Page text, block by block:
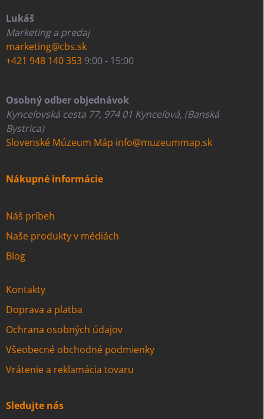
Lukáš
Marketing a predaj
marketing@cbs.sk
+421 948 140 353 9:00 - 15:00
Osobný odber objednávok
Kynceľovská cesta 77, 974 01 Kynceľová, (Banská
Bystrica)
Slovenské Múzeum Máp info@muzeummap.sk
Nákupné informácie
Náš príbeh
Naše produkty v médiách
Blog
Kontakty
Doprava a platba
Ochrana osobných údajov
Všeobecné obchodné podmienky
Vrátenie a reklamácia tovaru
Sledujte nás